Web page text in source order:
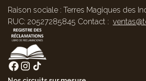
Raison sociale : Terres Magiques des
RUC: 20527285845 Contact :